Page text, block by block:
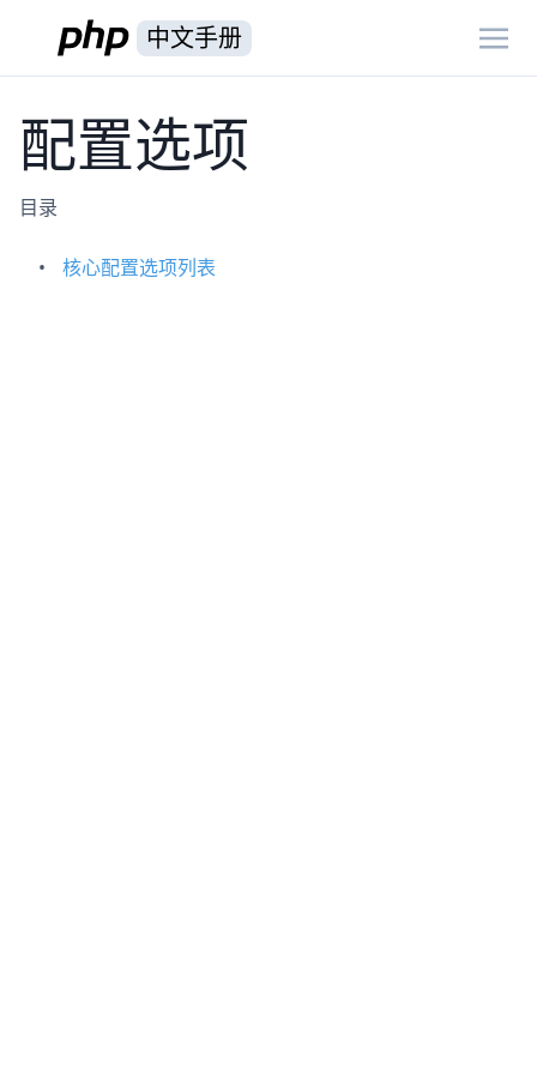
中文手册
配置选项
目录
核心配置选项列表